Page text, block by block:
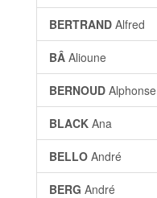
BERTRAND Alfred
BÂ Alioune
BERNOUD Alphonse
BLACK Ana
BELLO André
BERG André